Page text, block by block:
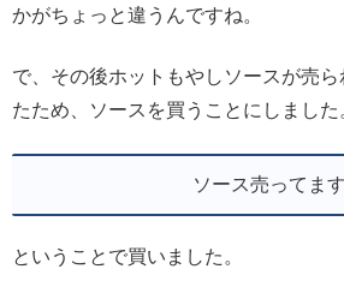
かがちょっと違うんですね。
で、その後ホットもやしソースが売
たため、ソースを買うことにしました
ソース売ってます
ということで買いました。